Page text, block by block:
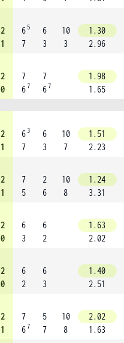
2
1
6 5
7
6
3
10
3
1.30
2.96
2
0
7
67
7
67
1.98
1.65
2
1
6 3
7
6
3
10
7
1.51
2.23
2
1
7
5
2
6
10
8
1.24
3.31
2
0
6
3
6
2
1.63
2.02
2
0
6
2
6
3
1.40
2.51
2
1
7
67
5
7
10
8
2.02
1.63